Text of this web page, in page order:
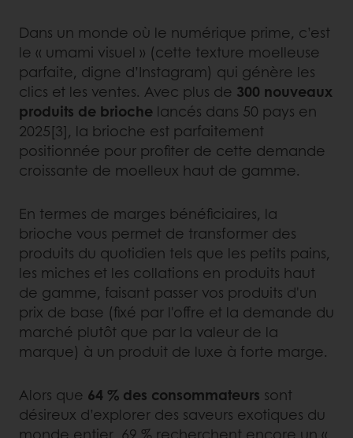
Dans un monde où le numérique prime, c’est
le « umami visuel » (cette texture moelleuse
parfaite, digne d’Instagram) qui génère les
clics et les ventes. Avec plus de 300 nouveaux
produits de brioche lancés dans 50 pays en
2025[3], la brioche est parfaitement
positionnée pour profiter de cette demande
croissante de moelleux haut de gamme.
En termes de marges bénéficiaires, la
brioche vous permet de transformer des
produits du quotidien tels que les petits pains,
les miches et les collations en produits haut
de gamme, faisant passer vos produits d'un
prix de base (fixé par l'offre et la demande du
marché plutôt que par la valeur de la
marque) à un produit de luxe à forte marge.
Alors que 64 % des consommateurs sont
désireux d’explorer des saveurs exotiques du